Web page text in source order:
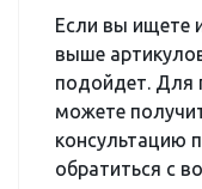
Если вы ищете
выше
подойдет. Для
можете
консультацию
обратиться с